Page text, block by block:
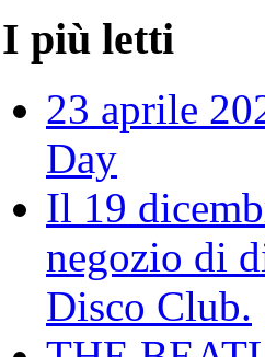
I più letti
23 aprile
Day
Il 19
negozio di
Disco Club.